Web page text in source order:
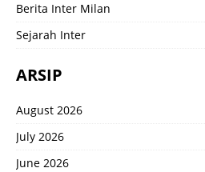
Berita Inter Milan
Sejarah Inter
ARSIP
August 2026
July 2026
June 2026